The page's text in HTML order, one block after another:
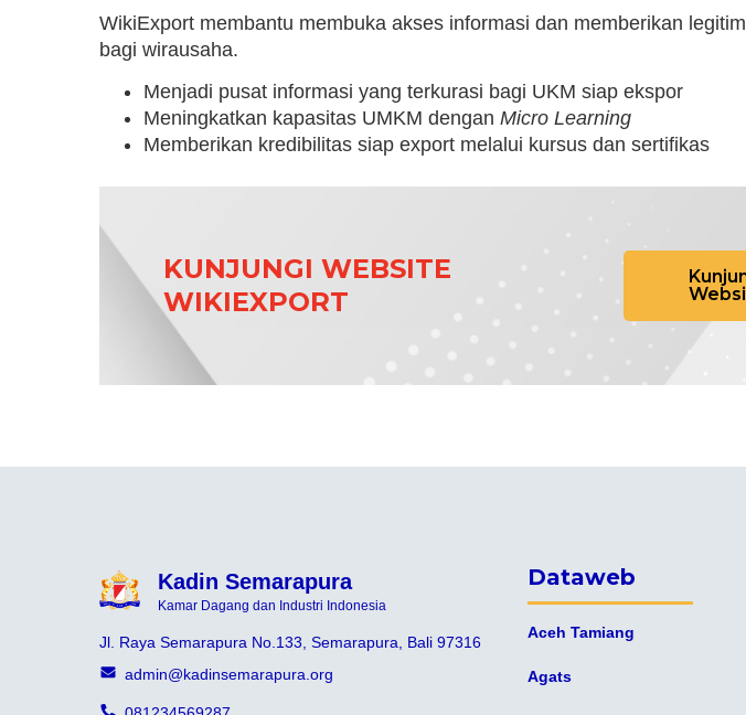
WikiExport membantu membuka akses informasi dan memberikan
bagi wirausaha.
Menjadi pusat informasi yang terkurasi bagi UKM siap ekspor
Meningkatkan kapasitas UMKM dengan Micro Learning
Memberikan kredibilitas siap export melalui kursus dan sertifikas
KUNJUNGI WEBSITE
WIKIEXPORT
Kadin Semarapura
Kamar Dagang dan Industri Indonesia
Jl. Raya Semarapura No.133, Semarapura, Bali 97316
admin@kadinsemarapura.org
Dataweb
Aceh Tamiang
Agats